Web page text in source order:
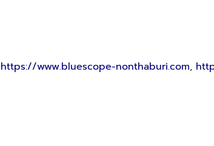
https://www.bluescope-nonthaburi.com,